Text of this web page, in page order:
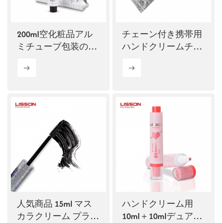
200ml空化粧品アル
ミチューブ包装のカ
チェーン付き携帯用
ハンドクリームチュ
人気商品 15ml マス
カラクリーム プラス
ハンドクリーム用
10ml＋10mlデュアル